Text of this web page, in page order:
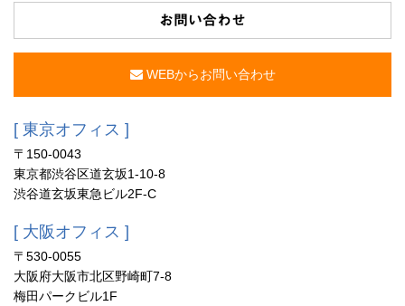
お問い合わせ
WEBからお問い合わせ
[ 東京オフィス ]
〒150-0043
東京都渋谷区道玄坂1-10-8
渋谷道玄坂東急ビル2F-C
[ 大阪オフィス ]
〒530-0055
大阪府大阪市北区野崎町7-8
梅田パークビル1F